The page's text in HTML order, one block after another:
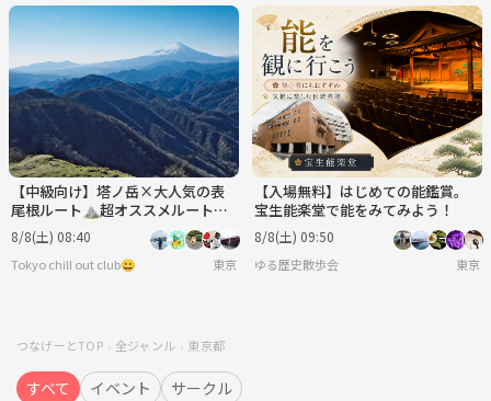
【中級向け】塔ノ岳×大人気の表
尾根ルート⛰️超オススメルート✨
絶景と達成感の登山へ⭐️
8/8(土) 08:40
Tokyo chill out club😀 東京
【入場無料】はじめての能鑑賞。
宝生能楽堂で能をみてみよう！
8/8(土) 09:50
ゆる歴史散歩会 東京
つなげーとTOP 全ジャンル 東京都
すべて イベント サークル